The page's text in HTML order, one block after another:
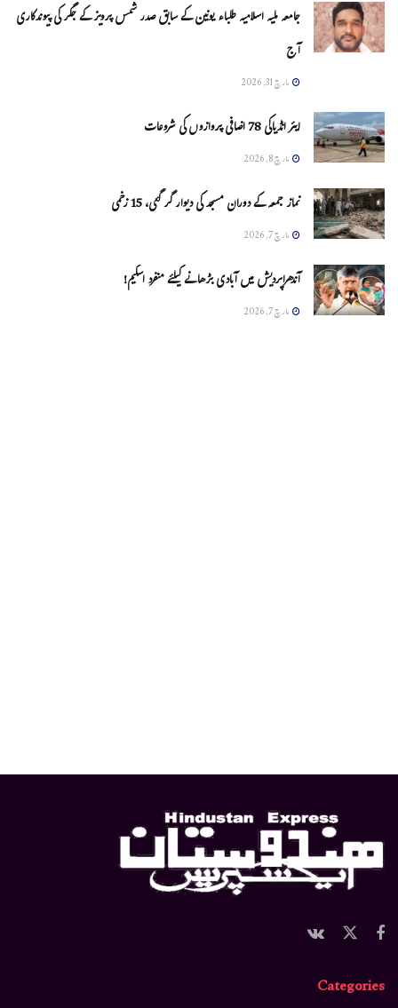
جامعہ ملیہ اسلامیہ طلباء یونین کے سابق صدر شمس پرویز کے جگر کی پیوندکاری
آج
مارچ 31, 2026
ایئر انڈیاکی 78 اضافی پروازوں کی شروعات
مارچ 8, 2026
نماز جمعہ کے دوران مسجد کی دیوار گر گئی، 15 زخمی
مارچ 7, 2026
آندھراپردیش میں آبادی بڑھانے کیلئے منفرد اسکیم!
مارچ 7, 2026
Categories